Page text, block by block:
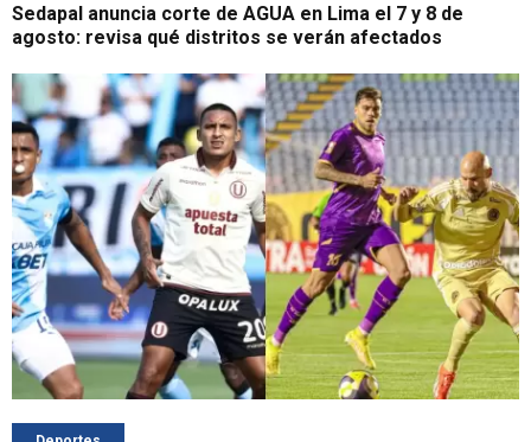
Sedapal anuncia corte de AGUA en Lima el 7 y 8 de
agosto: revisa qué distritos se verán afectados